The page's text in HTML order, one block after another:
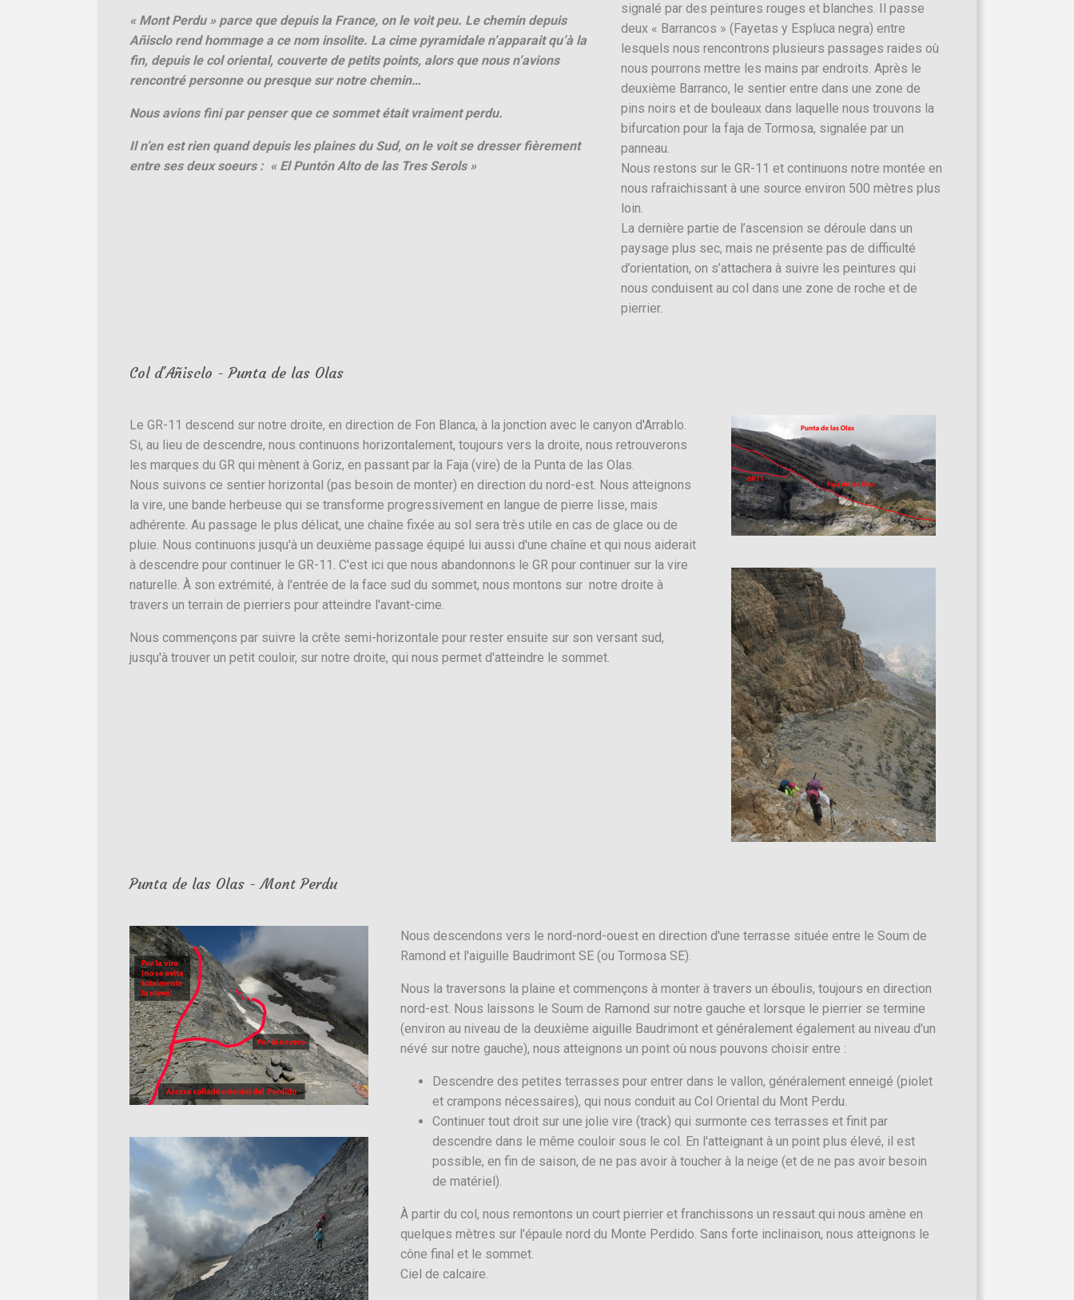
« Mont Perdu » parce que depuis la France, on le voit peu. Le chemin depuis
Añisclo rend hommage a ce nom insolite. La cime pyramidale n’apparait qu’à la
fin, depuis le col oriental, couverte de petits points, alors que nous n’avions
rencontré personne ou presque sur notre chemin…
Nous avions fini par penser que ce sommet était vraiment perdu.
Il n’en est rien quand depuis les plaines du Sud, on le voit se dresser fièrement
entre ses deux soeurs : « El Puntón Alto de las Tres Serols »
signalé par des peintures rouges et blanches. Il passe
deux « Barrancos » (Fayetas y Espluca negra) entre
lesquels nous rencontrons plusieurs passages raides où
nous pourrons mettre les mains par endroits. Après le
deuxième Barranco, le sentier entre dans une zone de
pins noirs et de bouleaux dans laquelle nous trouvons la
bifurcation pour la faja de Tormosa, signalée par un
panneau.
Nous restons sur le GR-11 et continuons notre montée en
nous rafraichissant à une source environ 500 mètres plus
loin.
La dernière partie de l’ascension se déroule dans un
paysage plus sec, mais ne présente pas de difficulté
d’orientation, on s’attachera à suivre les peintures qui
nous conduisent au col dans une zone de roche et de
pierrier.
Col d'Añisclo - Punta de las Olas
Le GR-11 descend sur notre droite, en direction de Fon Blanca, à la jonction avec le canyon d'Arrablo.
Si, au lieu de descendre, nous continuons horizontalement, toujours vers la droite, nous retrouverons
les marques du GR qui mènent à Goriz, en passant par la Faja (vire) de la Punta de las Olas.
Nous suivons ce sentier horizontal (pas besoin de monter) en direction du nord-est. Nous atteignons
la vire, une bande herbeuse qui se transforme progressivement en langue de pierre lisse, mais
adhérente. Au passage le plus délicat, une chaîne fixée au sol sera très utile en cas de glace ou de
pluie. Nous continuons jusqu'à un deuxième passage équipé lui aussi d'une chaîne et qui nous aiderait
à descendre pour continuer le GR-11. C'est ici que nous abandonnons le GR pour continuer sur la vire
naturelle. À son extrémité, à l'entrée de la face sud du sommet, nous montons sur notre droite à
travers un terrain de pierriers pour atteindre l'avant-cime.
Nous commençons par suivre la crête semi-horizontale pour rester ensuite sur son versant sud,
jusqu'à trouver un petit couloir, sur notre droite, qui nous permet d'atteindre le sommet.
Punta de las Olas - Mont Perdu
Nous descendons vers le nord-nord-ouest en direction d'une terrasse située entre le Soum de
Ramond et l'aiguille Baudrimont SE (ou Tormosa SE).
Nous la traversons la plaine et commençons à monter à travers un éboulis, toujours en direction
nord-est. Nous laissons le Soum de Ramond sur notre gauche et lorsque le pierrier se termine
(environ au niveau de la deuxième aiguille Baudrimont et généralement également au niveau d'un
névé sur notre gauche), nous atteignons un point où nous pouvons choisir entre :
Descendre des petites terrasses pour entrer dans le vallon, généralement enneigé (piolet
et crampons nécessaires), qui nous conduit au Col Oriental du Mont Perdu.
Continuer tout droit sur une jolie vire (track) qui surmonte ces terrasses et finit par
descendre dans le même couloir sous le col. En l'atteignant à un point plus élevé, il est
possible, en fin de saison, de ne pas avoir à toucher à la neige (et de ne pas avoir besoin
de matériel).
À partir du col, nous remontons un court pierrier et franchissons un ressaut qui nous amène en
quelques mètres sur l'épaule nord du Monte Perdido. Sans forte inclinaison, nous atteignons le
cône final et le sommet.
Ciel de calcaire.